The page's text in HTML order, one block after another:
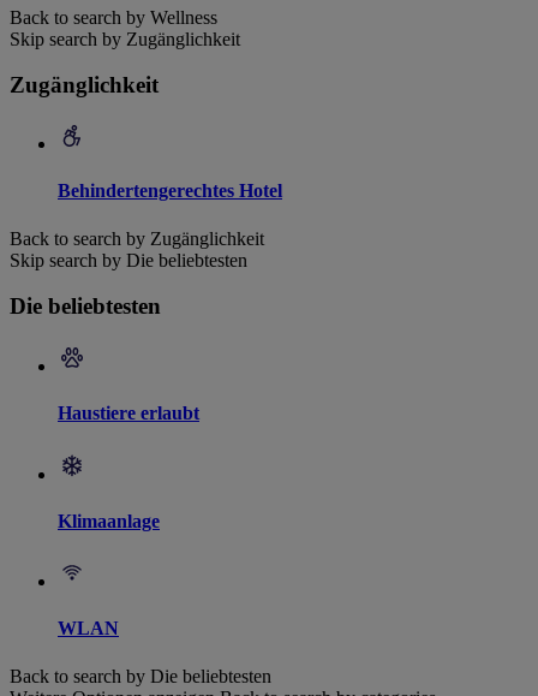
Back to search by Wellness
Skip search by Zugänglichkeit
Zugänglichkeit
Behindertengerechtes Hotel
Back to search by Zugänglichkeit
Skip search by Die beliebtesten
Die beliebtesten
Haustiere erlaubt
Klimaanlage
WLAN
Back to search by Die beliebtesten